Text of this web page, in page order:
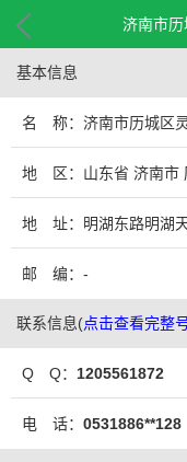
济南市
基本信息
名 称：济南市历城区
地 区：山东省 济南市
地 址：明湖东路明湖
邮 编：-
联系信息(点击查看完整
Q Q： 1205561872
电 话： 0531886**128